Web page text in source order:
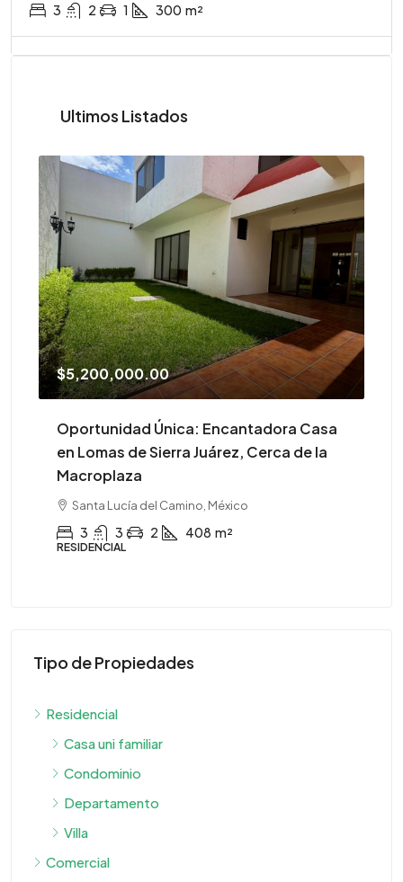
3 2 1 300 m²
Ultimos Listados
$5,200,000.00
Oportunidad Única: Encantadora Casa
en Lomas de Sierra Juárez, Cerca de la
Macroplaza
Santa Lucía del Camino, México
3 3 2 408 m²
RESIDENCIAL
Tipo de Propiedades
Residencial
Casa uni familiar
Condominio
Departamento
Villa
Comercial